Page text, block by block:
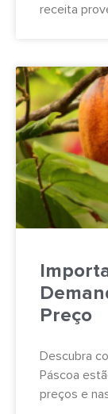
receita
Preço
Descubra
Páscoa
preços e